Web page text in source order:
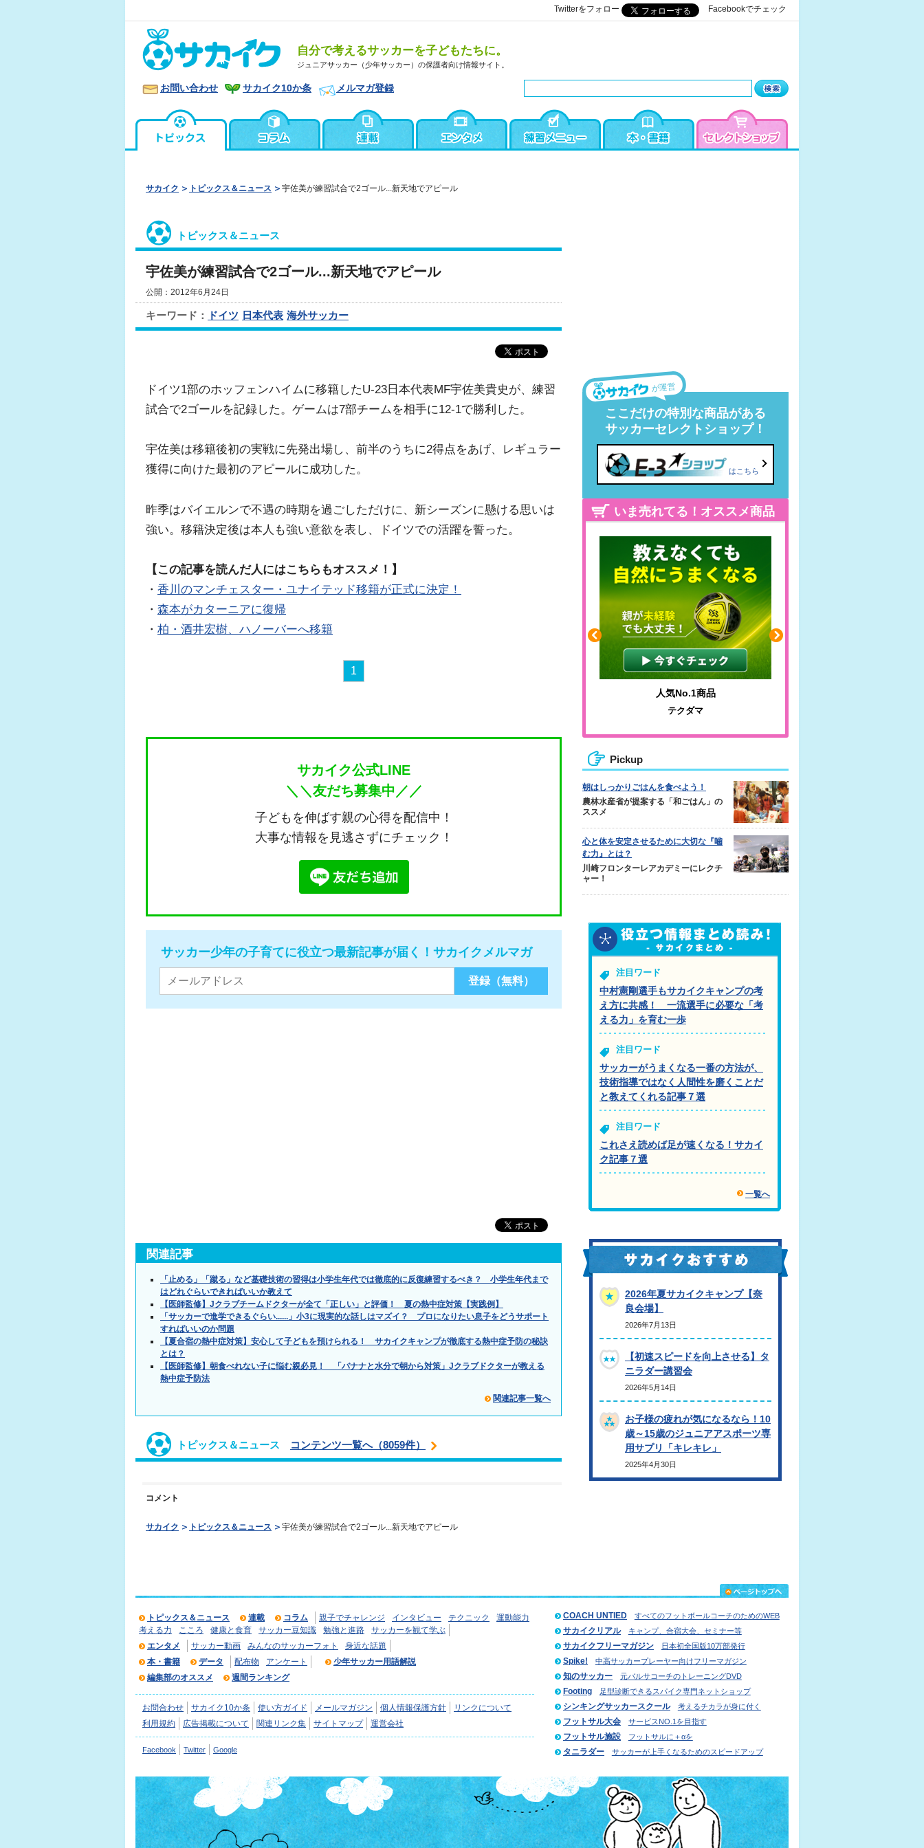
Twitterをフォロー Facebookでチェック
自分で考えるサッカーを子どもたちに。
ジュニアサッカー（少年サッカー）の保護者向け情報サイト。
お問い合わせ サカイク10か条 メルマガ登録
サカイク トピックス＆ニュース 宇佐美が練習試合で2ゴール...新天地でアピール
トピックス＆ニュース
宇佐美が練習試合で2ゴール...新天地でアピール
公開：2012年6月24日
キーワード： ドイツ 日本代表 海外サッカー
ドイツ1部のホッフェンハイムに移籍したU-23日本代表MF宇佐美貴史が、練習
試合で2ゴールを記録した。ゲームは7部チームを相手に12-1で勝利した。
宇佐美は移籍後初の実戦に先発出場し、前半のうちに2得点をあげ、レギュラー
獲得に向けた最初のアピールに成功した。
昨季はバイエルンで不遇の時期を過ごしただけに、新シーズンに懸ける思いは
強い。移籍決定後は本人も強い意欲を表し、ドイツでの活躍を誓った。
【この記事を読んだ人にはこちらもオススメ！】
・ 香川のマンチェスター・ユナイテッド移籍が正式に決定！
・ 森本がカターニアに復帰
・ 柏・酒井宏樹、ハノーバーへ移籍
1
サカイク公式LINE
＼＼友だち募集中／／
子どもを伸ばす親の心得を配信中！
大事な情報を見逃さずにチェック！
サッカー少年の子育てに役立つ最新記事が届く！サカイクメルマガ
関連記事
「止める」「蹴る」など基礎技術の習得は小学生年代では徹底的に反復練習するべき？ 小学生年代まで
はどれぐらいできればいいか教えて
【医師監修】Jクラブチームドクターが全て「正しい」と評価！ 夏の熱中症対策【実践例】
「サッカーで進学できるぐらい......」小3に現実的な話しはマズイ？ プロになりたい息子をどうサポート
すればいいのか問題
【夏合宿の熱中症対策】安心して子どもを預けられる！ サカイクキャンプが徹底する熱中症予防の秘訣
とは？
【医師監修】朝食べれない子に悩む親必見！ 「バナナと水分で朝から対策」Jクラブドクターが教える
熱中症予防法
関連記事一覧へ
トピックス＆ニュース コンテンツ一覧へ（8059件）
コメント
サカイク トピックス＆ニュース 宇佐美が練習試合で2ゴール...新天地でアピール
が運営
ここだけの特別な商品がある
サッカーセレクトショップ！
はこちら
いま売れてる！オススメ商品
人気No.1商品
テクダマ
Pickup
朝はしっかりごはんを食べよう！
農林水産省が提案する「和ごはん」の
ススメ
心と体を安定させるために大切な『噛
む力』とは？
川崎フロンターレアカデミーにレクチ
ャー！
注目ワード
中村憲剛選手もサカイクキャンプの考
え方に共感！ 一流選手に必要な「考
える力」を育む一歩
注目ワード
サッカーがうまくなる一番の方法が、
技術指導ではなく人間性を磨くことだ
と教えてくれる記事７選
注目ワード
これさえ読めば足が速くなる！サカイ
ク記事７選
一覧へ
2026年夏サカイクキャンプ【奈
良会場】
2026年7月13日
【初速スピードを向上させる】タ
ニラダー講習会
2026年5月14日
お子様の疲れが気になるなら！10
歳～15歳のジュニアアスポーツ専
用サプリ「キレキレ」
2025年4月30日
トピックス＆ニュース 連載 コラム 親子でチャレンジ インタビュー テクニック
運動能力
考える力
こころ 健康と食育 サッカー豆知識 勉強と進路
サッカーを観て学ぶ
エンタメ
サッカー動画 みんなのサッカーフォト
身近な話題
本・書籍
データ 配布物 アンケート
少年サッカー用語解説
編集部のオススメ
週間ランキング
お問合わせ サカイク10か条 使い方ガイド メールマガジン 個人情報保護方針
リンクについて
利用規約
広告掲載について 関連リンク集 サイトマップ 運営会社
Facebook Twitter Google
COACH UNTIED すべてのフットボールコーチのためのWEB
サカイクリアル キャンプ、合宿大会、セミナー等
サカイクフリーマガジン 日本初全国版10万部発行
Spike! 中高サッカープレーヤー向けフリーマガジン
知のサッカー 元バルサコーチのトレーニングDVD
Footing 足型診断できるスパイク専門ネットショップ
シンキングサッカースクール 考えるチカラが身に付く
フットサル大会 サービスNO.1を目指す
フットサル施設 フットサルに＋αを
タニラダー サッカーが上手くなるためのスピードアップ